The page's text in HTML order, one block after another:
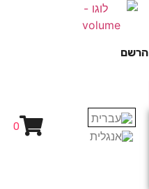
הרשם
0